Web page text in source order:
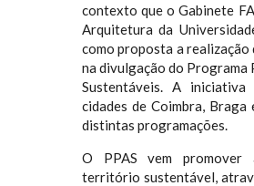
contexto que o Gabinete
Arquitetura da
como proposta a realização
na divulgação do Programa
Sustentáveis. A
cidades de Coimbra, Braga
distintas programações.
O PPAS vem promover
território sustentável,